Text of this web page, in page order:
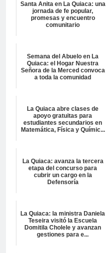
Santa Anita en La Quiaca: una
jornada de fe popular,
promesas y encuentro
comunitario
Semana del Abuelo en La
Quiaca: el Hogar Nuestra
Señora de la Merced convoca
a toda la comunidad
La Quiaca abre clases de
apoyo gratuitas para
estudiantes secundarios en
Matemática, Física y Químic...
La Quiaca: avanza la tercera
etapa del concurso para
cubrir un cargo en la
Defensoría
La Quiaca: la ministra Daniela
Teseira visitó la Escuela
Domitila Cholele y avanzan
gestiones para e...